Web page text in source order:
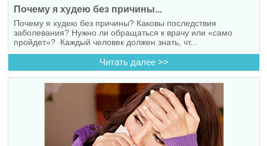
Почему я худею без причины...
Почему я худею без причины? Каковы последствия
заболевания? Нужно ли обращаться к врачу или «само
пройдет»? Каждый человек должен знать, чт...
Читать далее >>